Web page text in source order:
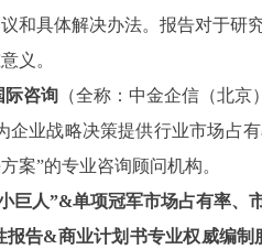
和具体解决办法。报告对于研
义。
际咨询 （全称：中金企信（北
企业战略决策提供行业市场占
案”的专业咨询顾问机构。
巨人”&单项冠军市场占有率、
报告&商业计划书专业权威编制